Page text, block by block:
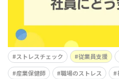
ストレスチェック 従業員支援
産業保健師
職場のストレス